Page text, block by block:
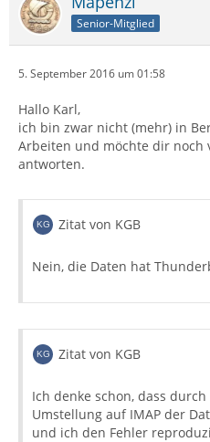
Senior-Mitglied
5. September 2016 um 01:58
Hallo Karl,
ich bin zwar nicht (mehr) in
Arbeiten und möchte dir noch
antworten.
Zitat von KGB
Nein, die Daten hat
Zitat von KGB
Ich denke schon, dass
Umstellung auf IMAP der
und ich den Fehler